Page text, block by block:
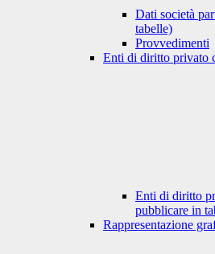
Dati società
tabelle)
Provvedimenti
Enti di diritto privato
Enti di diritto
pubblicare in
Rappresentazione